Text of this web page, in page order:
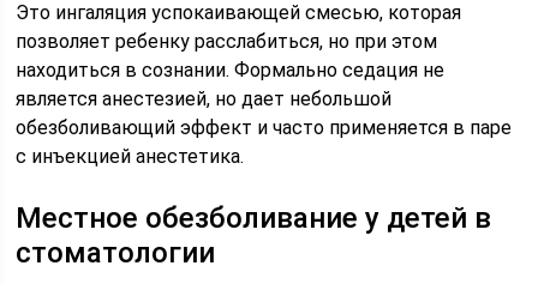
Это ингаляция успокаивающей смесью, которая
позволяет ребенку расслабиться, но при этом
находиться в сознании. Формально седация не
является анестезией, но дает небольшой
обезболивающий эффект и часто применяется в паре
с инъекцией анестетика.
Местное обезболивание у детей в
стоматологии